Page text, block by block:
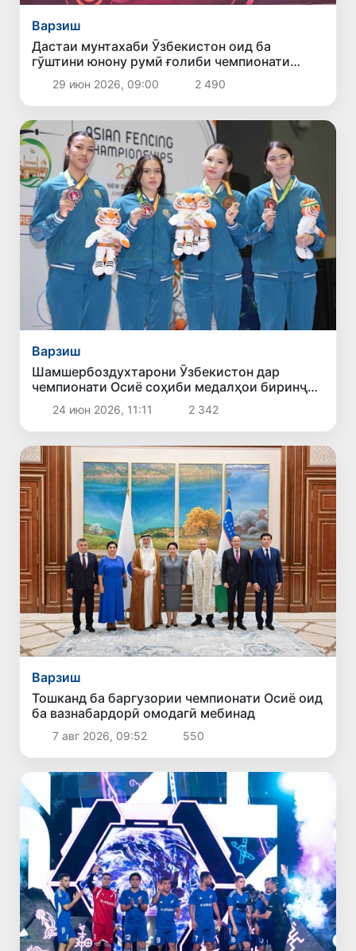
Варзиш
Дастаи мунтахаби Ӯзбекистон оид ба
гӯштини юнону румӣ ғолиби чемпионати
Осиё байни наврасони то 15-сола гардид
29 июн 2026, 09:00 2 490
Варзиш
Шамшербоздухтарони Ӯзбекистон дар
чемпионати Осиё соҳиби медалҳои биринҷӣ
шуданд
24 июн 2026, 11:11 2 342
Варзиш
Тошканд ба баргузории чемпионати Осиё оид
ба вазнабардорӣ омодагӣ мебинад
7 авг 2026, 09:52 550